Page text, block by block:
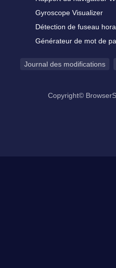
Gyroscope Visualizer
Détection de fuseau
Générateur de mot de
Journal des modifications
Copyright©